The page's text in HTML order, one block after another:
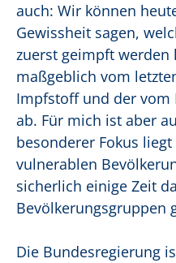
auch: Wir können
Gewissheit sagen,
zuerst geimpft werden
maßgeblich vom
Impfstoff und der vom
ab. Für mich ist aber
besonderer Fokus
vulnerablen
sicherlich einige Zeit
Bevölkerungsgruppen
Die Bundesregierung